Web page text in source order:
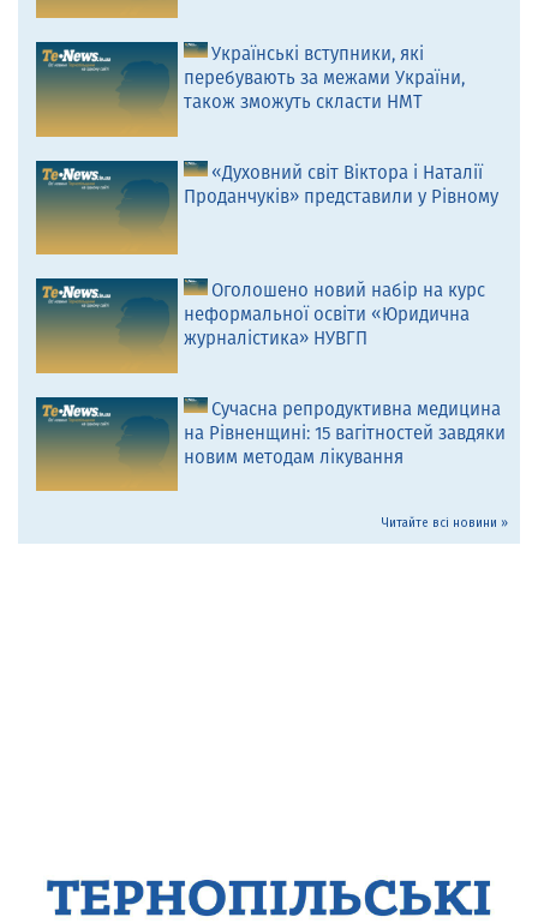
Українські вступники, які
перебувають за межами України,
також зможуть скласти НМТ
«Духовний світ Віктора і Наталії
Проданчуків» представили у Рівному
Оголошено новий набір на курс
неформальної освіти «Юридична
журналістика» НУВГП
Сучасна репродуктивна медицина
на Рівненщині: 15 вагітностей завдяки
новим методам лікування
Читайте всі новини »